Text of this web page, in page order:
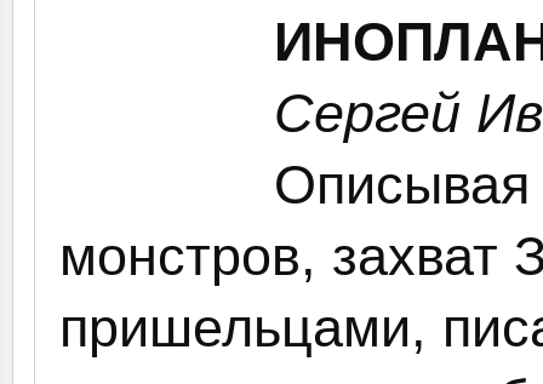
Сергей
Описывая
монстров, захват
пришельцами,